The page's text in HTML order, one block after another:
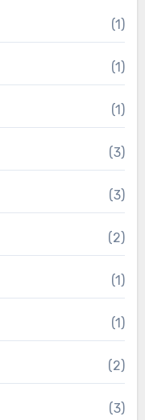
(1)
(1)
(1)
(3)
(3)
(2)
(1)
(1)
(2)
(3)